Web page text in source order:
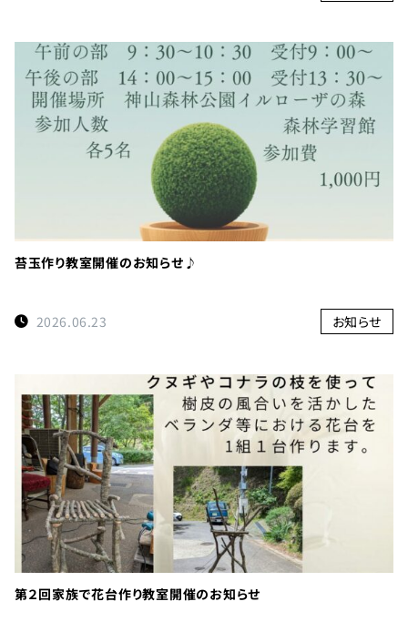
徳島県
立 神山
森林公
森管理
事務所
連絡
088-
678-
0114
受付時間：
9:00～
17:00
苔玉作り教室開催のお知らせ♪
2026.06.23 お知らせ
第２回家族で花台作り教室開催のお知らせ